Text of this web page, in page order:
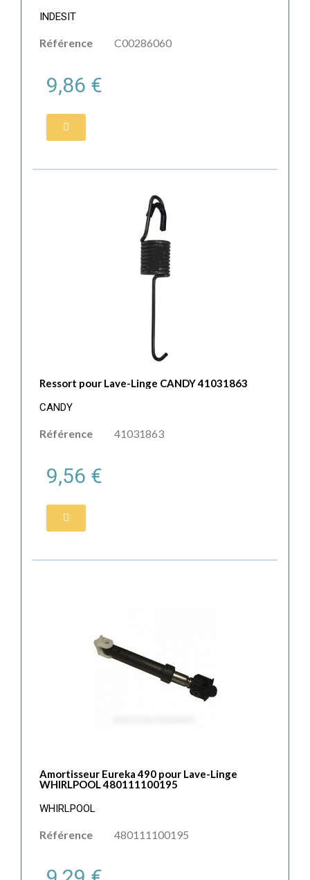
INDESIT
Référence C00286060
9,86 €
Ressort pour Lave-Linge CANDY 41031863
CANDY
Référence 41031863
9,56 €
Amortisseur Eureka 490 pour Lave-Linge
WHIRLPOOL 480111100195
WHIRLPOOL
Référence 480111100195